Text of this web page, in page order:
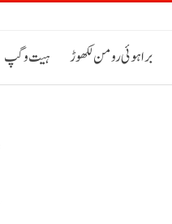
ہیت و گپ براہوئی رومن لکھوڑ